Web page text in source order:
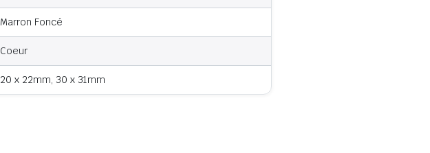
Marron Foncé
Coeur
20 x 22mm, 30 x 31mm